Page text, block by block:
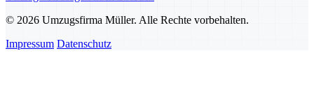
© 2026 Umzugsfirma Müller. Alle Rechte vorbehalten.
Impressum Datenschutz